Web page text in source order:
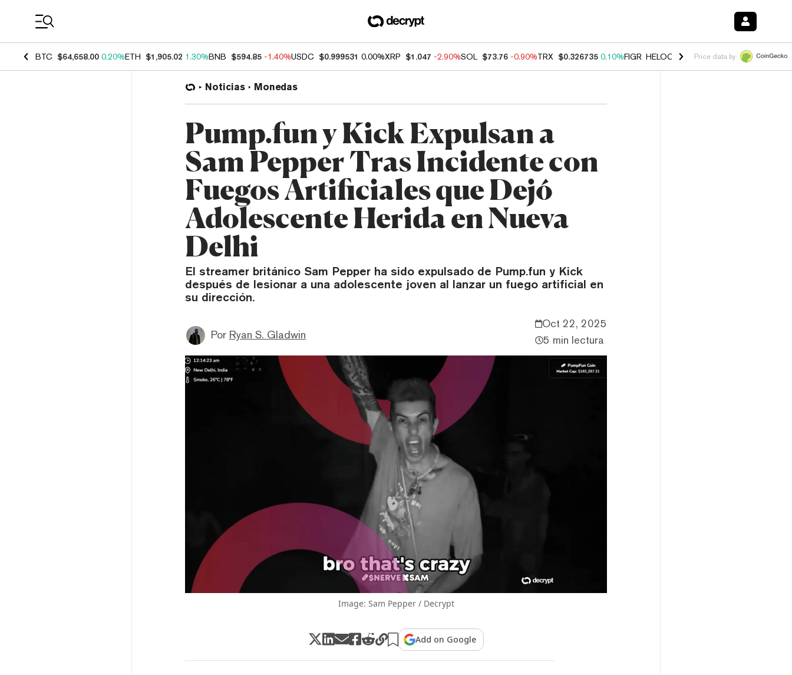
BTC $64,658.00 0.20%ETH $1,905.02 1.30%BNB $594.85 -1.40%USDC $0.999531 0.00%XRP $1.047 -2.90%SOL $73.76 -0.90%TRX $0.326735 0.10%FIGR_HELOC $1.033 3.00%HYPE $56.54 -
Price data by
Noticias Monedas
Pump.fun y Kick Expulsan a
Sam Pepper Tras Incidente con
Fuegos Artificiales que Dejó
Adolescente Herida en Nueva
Delhi
El streamer británico Sam Pepper ha sido expulsado de Pump.fun y Kick
después de lesionar a una adolescente joven al lanzar un fuego artificial en
su dirección.
Por Ryan S. Gladwin
Oct 22, 2025
5 min lectura
Image: Sam Pepper / Decrypt
Add on Google